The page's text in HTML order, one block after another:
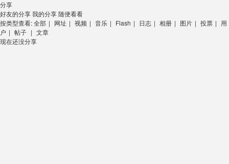
分享
好友的分享我的分享随便看看
按类型查看:全部 | 网址 | 视频 | 音乐 | Flash | 日志 | 相册 | 图片 | 投票 | 用
户 | 帖子 | 文章
现在还没分享